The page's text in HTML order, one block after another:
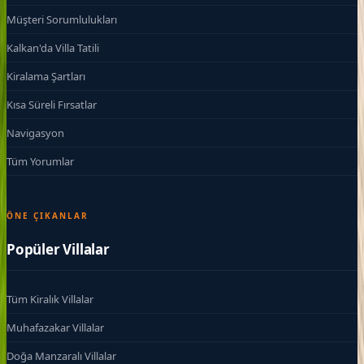
Müşteri Sorumlulukları
Kalkan'da Villa Tatili
Kiralama Şartları
Kısa Süreli Fırsatlar
Navigasyon
Tüm Yorumlar
ÖNE ÇIKANLAR
Popüler Villalar
Tüm Kiralık Villalar
Muhafazakar Villalar
Doğa Manzaralı Villalar